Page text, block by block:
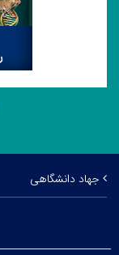
پانزدهم
جهاد دانشگاهی